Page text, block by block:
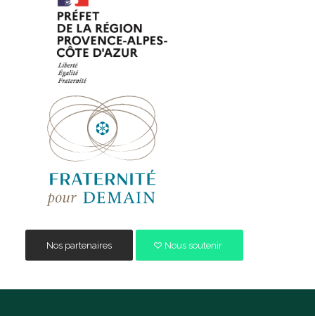
Nos partenaires Nous soutenir